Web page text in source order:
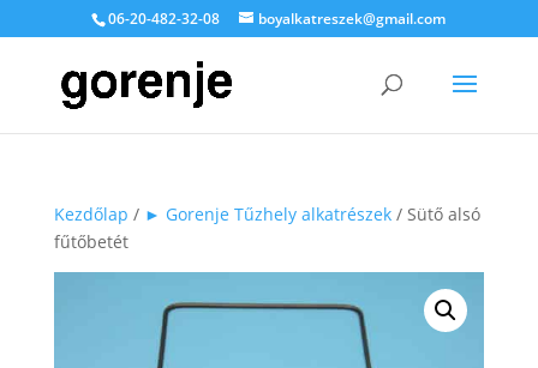
06-20-482-32-08 boyalkatreszek@gmail.com
Kezdőlap / ► Gorenje Tűzhely alkatrészek/ Sütő alsó
fűtőbetét